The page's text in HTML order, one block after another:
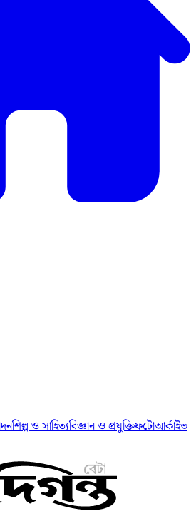
শিল্প ও সাহিত্যবিজ্ঞান ও প্রযুক্তিফটোআর্কাইভ